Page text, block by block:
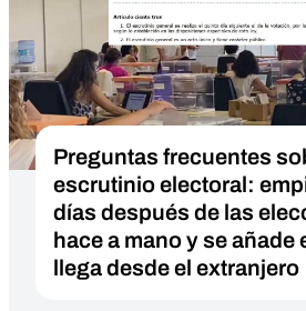
Preguntas frecuentes
escrutinio electoral:
días después de las
hace a mano y se añade
llega desde el extranjero